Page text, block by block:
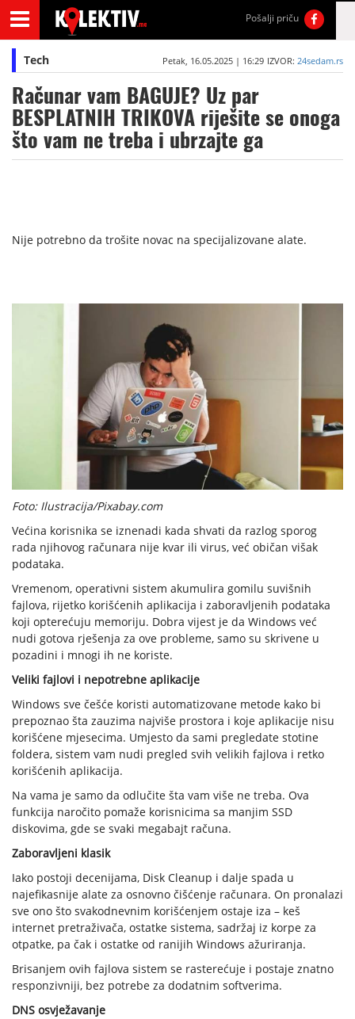
Pošalji priču
Tech Petak, 16.05.2025 | 16:29 IZVOR: 24sedam.rs
Računar vam BAGUJE? Uz par
BESPLATNIH TRIKOVA riješite se onoga
što vam ne treba i ubrzajte ga
Nije potrebno da trošite novac na specijalizovane alate.
Foto: Ilustracija/Pixabay.com
Većina korisnika se iznenadi kada shvati da razlog sporog
rada njihovog računara nije kvar ili virus, već običan višak
podataka.
Vremenom, operativni sistem akumulira gomilu suvišnih
fajlova, rijetko korišćenih aplikacija i zaboravljenih podataka
koji opterećuju memoriju. Dobra vijest je da Windows već
nudi gotova rješenja za ove probleme, samo su skrivene u
pozadini i mnogi ih ne koriste.
Veliki fajlovi i nepotrebne aplikacije
Windows sve češće koristi automatizovane metode kako bi
prepoznao šta zauzima najviše prostora i koje aplikacije nisu
korišćene mjesecima. Umjesto da sami pregledate stotine
foldera, sistem vam nudi pregled svih velikih fajlova i retko
korišćenih aplikacija.
Na vama je samo da odlučite šta vam više ne treba. Ova
funkcija naročito pomaže korisnicima sa manjim SSD
diskovima, gde se svaki megabajt računa.
Zaboravljeni klasik
Iako postoji decenijama, Disk Cleanup i dalje spada u
najefikasnije alate za osnovno čišćenje računara. On pronalazi
sve ono što svakodnevnim korišćenjem ostaje iza – keš
internet pretraživača, ostatke sistema, sadržaj iz korpe za
otpatke, pa čak i ostatke od ranijih Windows ažuriranja.
Brisanjem ovih fajlova sistem se rasterećuje i postaje znatno
responzivniji, bez potrebe za dodatnim softverima.
DNS osvježavanje